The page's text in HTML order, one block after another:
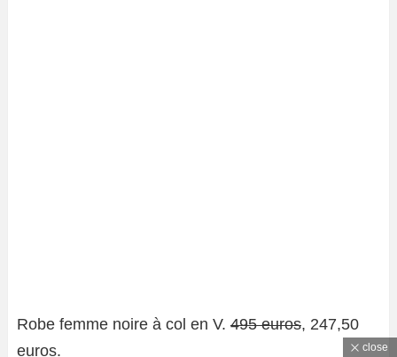
Robe femme noire à col en V. 495 euros, 247,50
euros.
close